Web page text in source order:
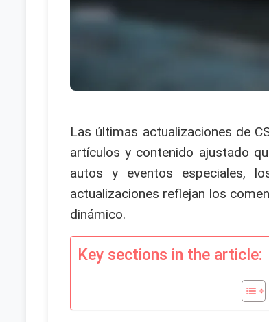
Las últimas actualizaciones de
artículos y contenido ajustado
autos y eventos especiales,
actualizaciones reflejan los
dinámico.
Key sections in the article: